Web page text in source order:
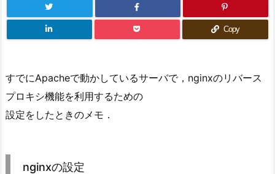
Copy
すでにApacheで動かしているサーバで，nginxのリバース
プロキシ機能を利用するための
設定をしたときのメモ．
nginxの設定